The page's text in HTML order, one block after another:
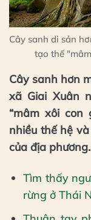
Cây sanh di sản
tạo thế
Cây sanh hơn
xã Giai Xuân
“mâm xôi con
nhiều thế hệ
của địa phương.
Tìm thấy
rừng ở Thái